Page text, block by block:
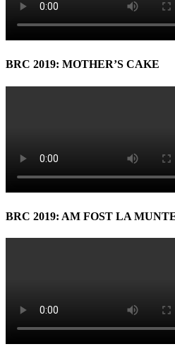
BRC 2019: MOTHER’S CAKE
BRC 2019: AM FOST LA